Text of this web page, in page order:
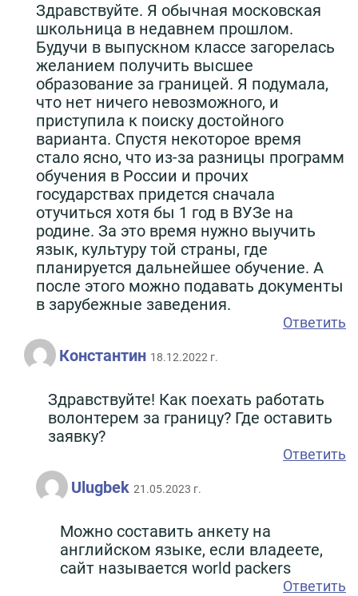
Здравствуйте. Я обычная московская
школьница в недавнем прошлом.
Будучи в выпускном классе загорелась
желанием получить высшее
образование за границей. Я подумала,
что нет ничего невозможного, и
приступила к поиску достойного
варианта. Спустя некоторое время
стало ясно, что из-за разницы программ
обучения в России и прочих
государствах придется сначала
отучиться хотя бы 1 год в ВУЗе на
родине. За это время нужно выучить
язык, культуру той страны, где
планируется дальнейшее обучение. А
после этого можно подавать документы
в зарубежные заведения.
Ответить
Константин 18.12.2022 г.
Здравствуйте! Как поехать работать
волонтерем за границу? Где оставить
заявку?
Ответить
Ulugbek 21.05.2023 г.
Можно составить анкету на
английском языке, если владеете,
сайт называется world packers
Ответить